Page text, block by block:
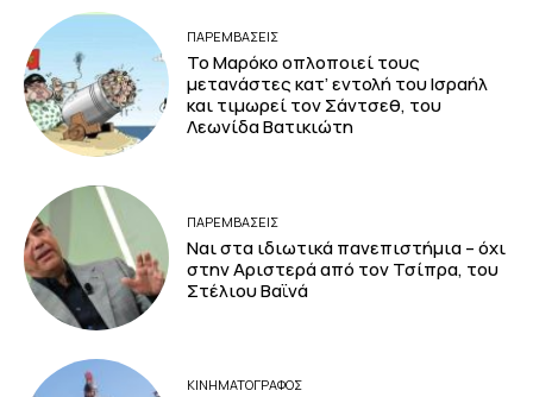
ΠΑΡΕΜΒΑΣΕΙΣ
Το Μαρόκο οπλοποιεί τους
μετανάστες κατ’ εντολή του Ισραήλ
και τιμωρεί τον Σάντσεθ, του
Λεωνίδα Βατικιώτη
ΠΑΡΕΜΒΑΣΕΙΣ
Ναι στα ιδιωτικά πανεπιστήμια – όχι
στην Αριστερά από τον Τσίπρα, του
Στέλιου Βαϊνά
ΚΙΝΗΜΑΤΟΓΡΆΦΟΣ